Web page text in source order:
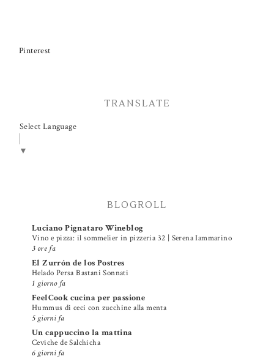
Pinterest
TRANSLATE
Select Language
▼
BLOGROLL
Luciano Pignataro Wineblog
Vino e pizza: il sommelier in pizzeria 32 | Serena Iammarino
3 ore fa
El Zurrón de los Postres
Helado Persa Bastani Sonnati
1 giorno fa
FeelCook cucina per passione
Hummus di ceci con zucchine alla menta
5 giorni fa
Un cappuccino la mattina
Ceviche de Salchicha
6 giorni fa